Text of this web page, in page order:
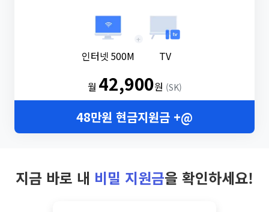
인터넷 500M
+
TV
월 42,900원 (SK)
48만원 현금지원금 +@
지금 바로 내 비밀 지원금을 확인하세요!